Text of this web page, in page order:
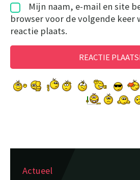
Mijn naam, e-mail en site
browser voor de volgende keer
reactie plaats.
Actueel